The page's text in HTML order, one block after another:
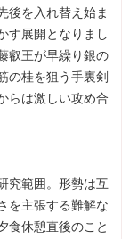
後を入れ替え始ま
す展開となりまし
叡王が早繰り銀の
の桂を狙う手裏剣
らは激しい攻め合
究範囲。形勢は互
を主張する難解な
食休憩直後のこと